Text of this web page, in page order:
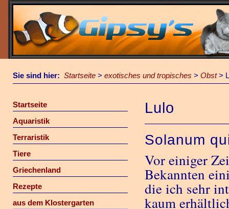
Sie sind hier: Startseite > exotisches und tropisches > Obst>
Startseite
Aquaristik
Terraristik
Tiere
Griechenland
Rezepte
aus dem Klostergarten
Lulo
Solanum
Vor einiger
Bekannten
die ich sehr
kaum